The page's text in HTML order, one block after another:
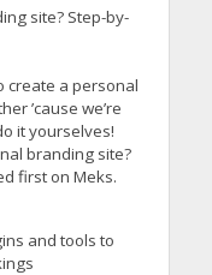
site? Step-by-
create a personal
’cause we’re
it yourselves!
branding site?
first on Meks.
and tools to